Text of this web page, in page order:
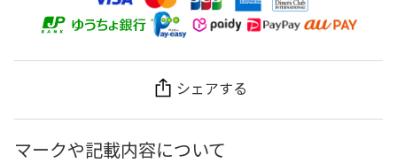
シェアする
マークや記載内容について